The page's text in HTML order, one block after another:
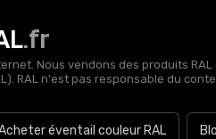
.fr
Nous vendons des produits RAL
RAL n'est pas responsable du
éventail couleur RAL